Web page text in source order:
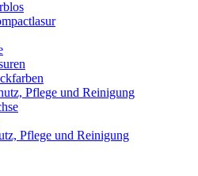
Pflege und Reinigung
Pflege und Reinigung